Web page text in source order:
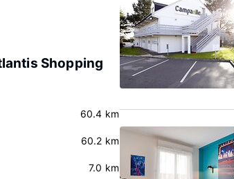
Shopping
60.4 km
60.2 km
7.0 km